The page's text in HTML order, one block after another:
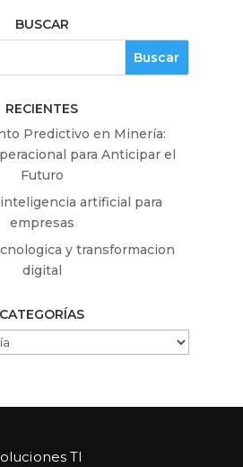
BUSCAR
RECIENTES
Predictivo en Minería:
para Anticipar el
Futuro
artificial para
empresas
y transformacion
digital
CATEGORÍAS
TI